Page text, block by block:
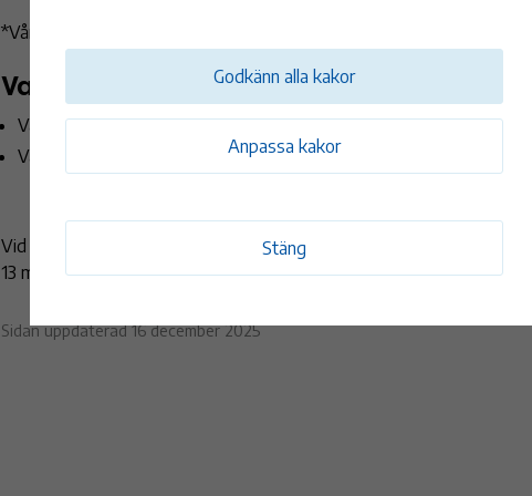
*Våra klippkort är giltiga 3 år från inköpsdatum
Vattenträning
Vattenträning måndagar kl.13:00 86 kr
Vattenträning tisdagar och torsdagar kl.18:15 86 kr
Vid kontant köp av årskort tillkommer en extra gratismånad (betala
13 månader). Gäller ej autogiro.
Sidan uppdaterad 16 december 2025
Anpassa kakor
Stäng
Godkänn alla kakor